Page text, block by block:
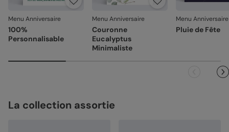
Menu Anniversaire
100%
Personnalisable
Menu Anniversaire
Couronne
Eucalyptus
Minimaliste
Menu Anniversaire
Pluie de Fête
La collection assortie